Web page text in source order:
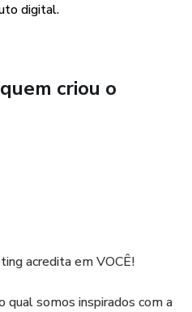
digital.
criou o
acredita em VOCÊ!
somos inspirados com a